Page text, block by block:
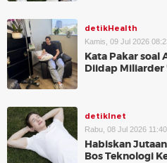
detikHealth
Kamis, 09 Jul 2026
Kata Pakar soal
Diidap
detikInet
Rabu, 08 Jul 2026
Habiskan
Bos Teknologi